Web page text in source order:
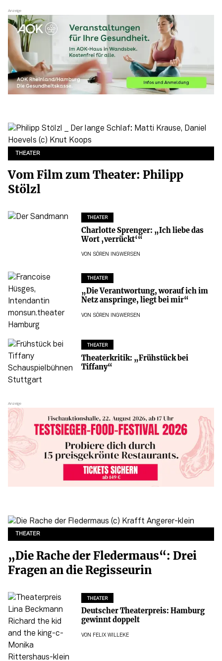
THEATER
Vom Film zum Theater: Philipp
Stölzl
THEATER
Charlotte Sprenger: „Ich liebe das
Wort ‚verrückt‘“
VON SÖREN INGWERSEN
THEATER
„Die Verantwortung, worauf ich im
Netz anspringe, liegt bei mir“
VON SÖREN INGWERSEN
THEATER
Theaterkritik: „Frühstück bei
Tiffany“
THEATER
„Die Rache der Fledermaus“: Drei
Fragen an die Regisseurin
THEATER
Deutscher Theaterpreis: Hamburg
gewinnt doppelt
VON FELIX WILLEKE